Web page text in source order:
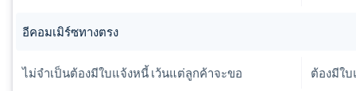
อีคอมเมิร์ซทางตรง
ไม่จำเป็นต้องมีใบแจ้งหนี้ เว้นแต่ลูกค้าจะขอ ต้องมีใ